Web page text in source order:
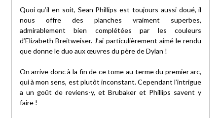
Quoi qu’il en soit, Sean Phillips est toujours aussi doué, il
nous offre des planches vraiment superbes,
admirablement bien complétées par les couleurs
d’Elizabeth Breitweiser. J’ai particulièrement aimé le rendu
que donne le duo aux œuvres du père de Dylan !
On arrive donc à la fin de ce tome au terme du premier arc,
qui à mon sens, est plutôt inconstant. Cependant l’intrigue
a un goût de reviens-y, et Brubaker et Phillips savent y
faire !